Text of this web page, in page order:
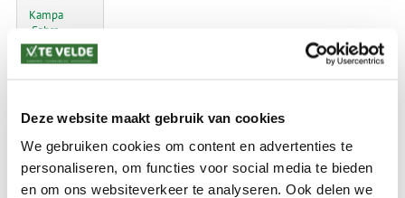
Deze website maakt gebruik van cookies
We gebruiken cookies om content en advertenties te
personaliseren, om functies voor social media te bieden
en om ons websiteverkeer te analyseren. Ook delen we
Kampa
Sabre
link
150
69.99